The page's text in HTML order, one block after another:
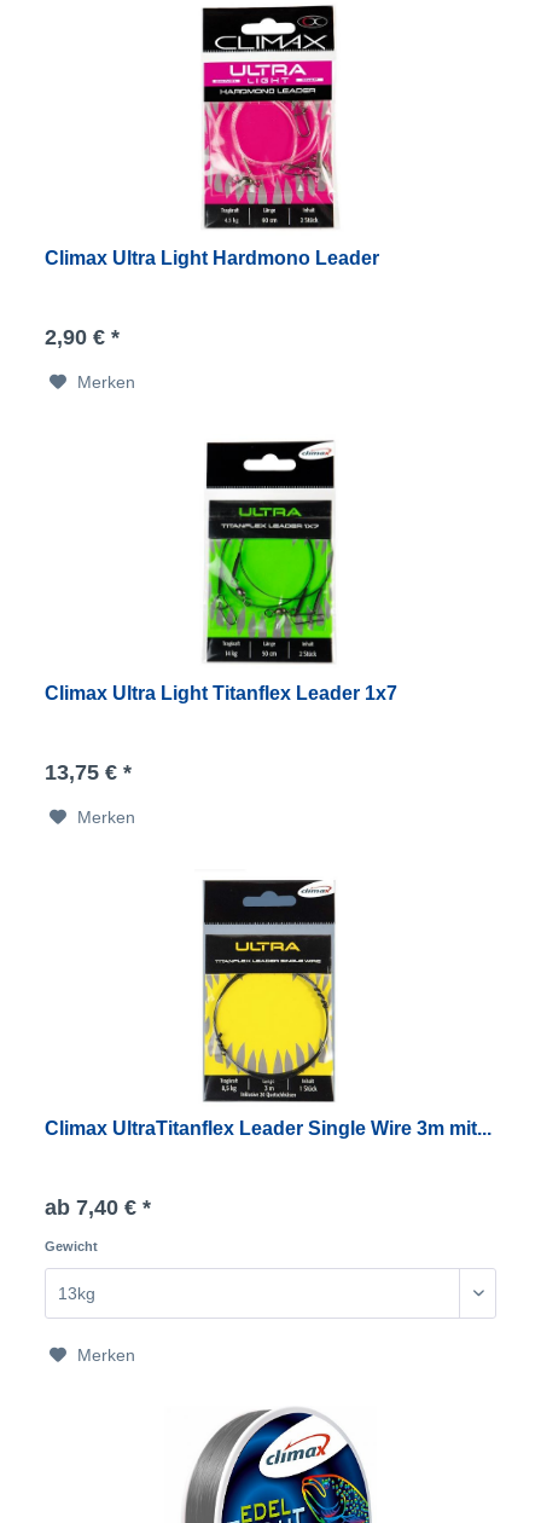
Climax Ultra Light Hardmono Leader
2,90 € *
Merken
Climax Ultra Light Titanflex Leader 1x7
13,75 € *
Merken
Climax UltraTitanflex Leader Single Wire 3m mit...
ab 7,40 € *
Gewicht
Merken